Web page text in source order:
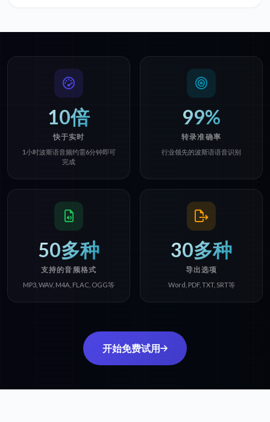
10倍
快于实时
1小时波斯语音频约需6分钟即可
完成
99%
转录准确率
行业领先的波斯语语音识别
50多种
支持的音频格式
MP3, WAV, M4A, FLAC, OGG等
30多种
导出选项
Word, PDF, TXT, SRT等
开始免费试用